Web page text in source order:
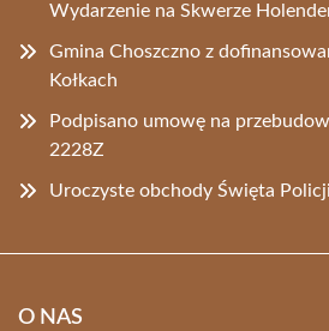
Wydarzenie na Skwerze
Gmina Choszczno z
Kołkach
Podpisano umowę na
2228Z
Uroczyste obchody Święta
O NAS